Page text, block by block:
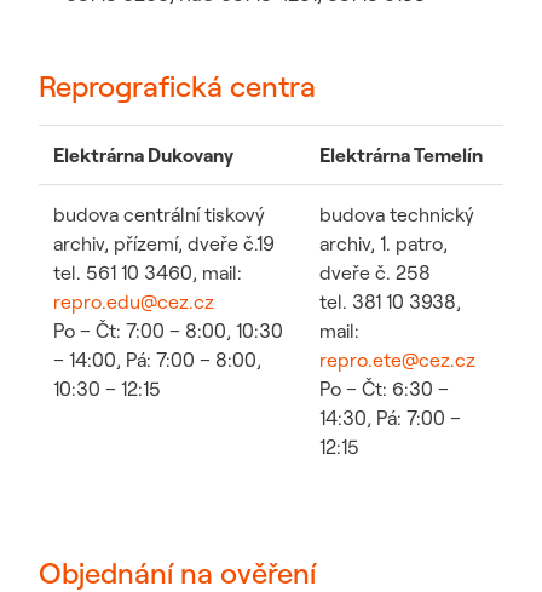
Reprografická centra
Elektrárna Dukovany Elektrárna Temelín
budova centrální tiskový
archiv, přízemí, dveře č.19
tel. 561 10 3460, mail:
repro.edu@cez.cz
Po – Čt: 7:00 – 8:00, 10:30
– 14:00, Pá: 7:00 – 8:00,
10:30 – 12:15
budova technický
archiv, 1. patro,
dveře č. 258
tel. 381 10 3938,
mail:
repro.ete@cez.cz
Po – Čt: 6:30 –
14:30, Pá: 7:00 –
12:15
Objednání na ověření